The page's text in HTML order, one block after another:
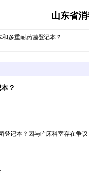
山东省
多重耐药菌登记本？
？
记本？因与临床科室存在争议